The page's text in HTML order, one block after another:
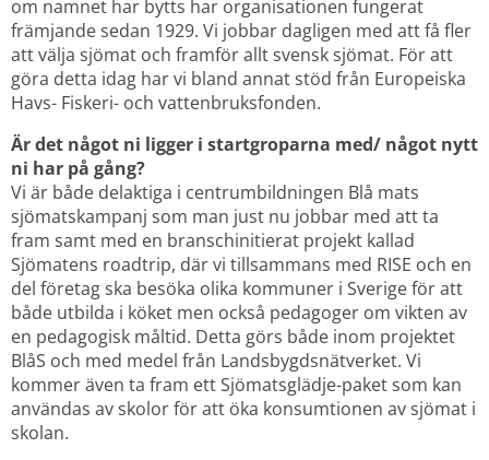
om namnet har bytts har organisationen fungerat
främjande sedan 1929. Vi jobbar dagligen med att få fler
att välja sjömat och framför allt svensk sjömat. För att
göra detta idag har vi bland annat stöd från Europeiska
Havs- Fiskeri- och vattenbruksfonden.
Är det något ni ligger i startgroparna med/ något nytt
ni har på gång?
Vi är både delaktiga i centrumbildningen Blå mats
sjömatskampanj som man just nu jobbar med att ta
fram samt med en branschinitierat projekt kallad
Sjömatens roadtrip, där vi tillsammans med RISE och en
del företag ska besöka olika kommuner i Sverige för att
både utbilda i köket men också pedagoger om vikten av
en pedagogisk måltid. Detta görs både inom projektet
BlåS och med medel från Landsbygdsnätverket. Vi
kommer även ta fram ett Sjömatsglädje-paket som kan
användas av skolor för att öka konsumtionen av sjömat i
skolan.